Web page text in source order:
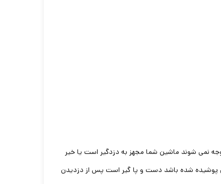
نمی شوند ماشین شما مجهز به دزدگیر است یا خیر
پوشیده شده باشد دست و پا گیر است پس از دزدیدن